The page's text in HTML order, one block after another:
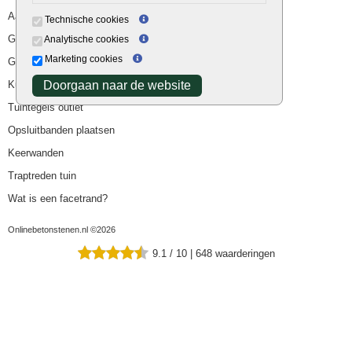
Technische cookies
Analytische cookies
Marketing cookies
Doorgaan naar de website
Aanbiedingen
Goedkope bestrating
Goedkope tuintegels
Kunstgras
Tuintegels outlet
Opsluitbanden plaatsen
Keerwanden
Traptreden tuin
Wat is een facetrand?
Onlinebetonstenen.nl ©2026
9.1 / 10 | 648 waarderingen